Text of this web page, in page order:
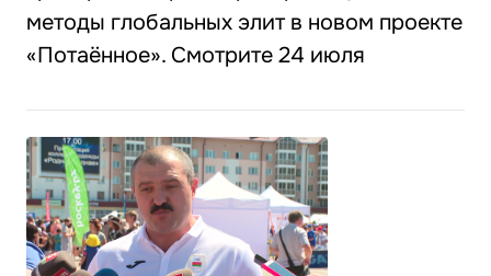
методы глобальных элит в новом проекте
«Потаённое». Смотрите 24 июля